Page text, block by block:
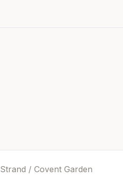
Strand / Covent Garden